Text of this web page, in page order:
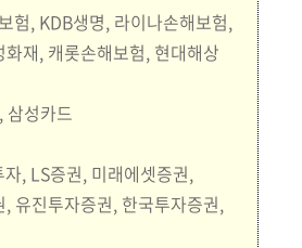
험, KDB생명, 라이나손해보험,
재, 캐롯손해보험, 현대해상
삼성카드
, LS증권, 미래에셋증권,
유진투자증권, 한국투자증권,